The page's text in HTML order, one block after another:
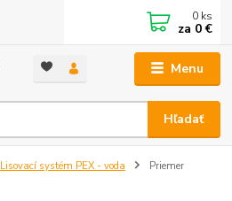
Menu
Hľadať
0 ks
za 0 €
Lisovací systém PEX - voda
Priemer